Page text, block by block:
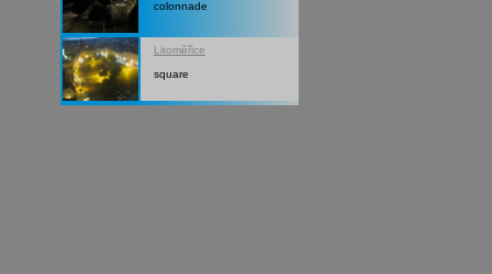
colonnade
Litoměřice
square